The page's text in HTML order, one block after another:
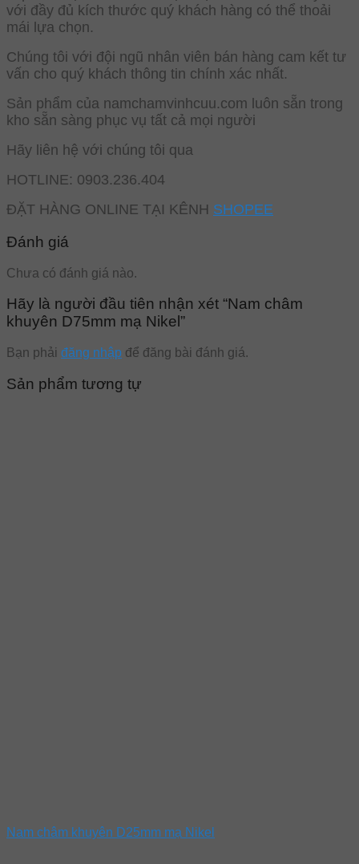
với đầy đủ kích thước quý khách hàng có thể thoải
mái lựa chọn.
Chúng tôi với đội ngũ nhân viên bán hàng cam kết tư
vấn cho quý khách thông tin chính xác nhất.
Sản phẩm của namchamvinhcuu.com luôn sẵn trong
kho sẵn sàng phục vụ tất cả mọi người
Hãy liên hệ với chúng tôi qua
HOTLINE: 0903.236.404
ĐẶT HÀNG ONLINE TẠI KÊNH SHOPEE
Đánh giá
Chưa có đánh giá nào.
Hãy là người đầu tiên nhận xét “Nam châm
khuyên D75mm mạ Nikel”
Bạn phải đăng nhập để đăng bài đánh giá.
Sản phẩm tương tự
Nam châm khuyên D25mm mạ Nikel